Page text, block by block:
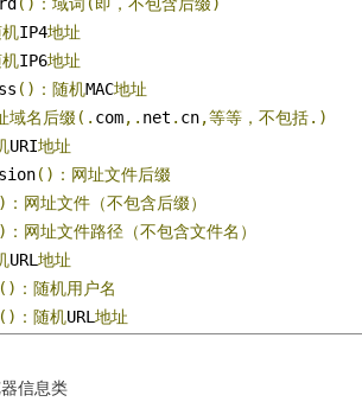
IP4地址
IP6地址
()：随机MAC地址
域名后缀(. com,. net . cn,等等，不包括.)
URI地址
()：网址文件后缀
网址文件（不包含后缀）
网址文件路径（不包含文件名）
URL 地址
()：随机用户名
()：随机URL 地址
信息类